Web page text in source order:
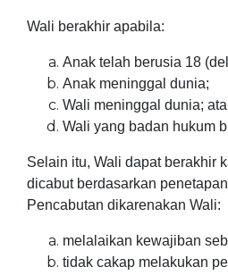
Wali berakhir apabila:
Anak telah berusia 18
Anak meninggal dunia;
Wali meninggal dunia;
Wali yang badan hukum
Selain itu, Wali dapat berakhir
dicabut berdasarkan
Pencabutan dikarenakan Wali:
melalaikan kewajiban
tidak cakap melakukan